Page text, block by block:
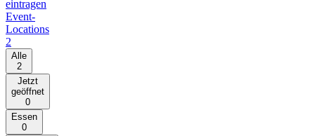
eintragen
Event-
Locations
2
Alle
2
Jetzt
geöffnet
0
Essen
0